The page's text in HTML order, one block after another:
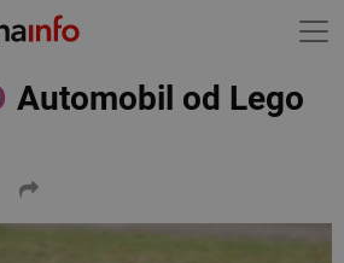
Automobil od Lego